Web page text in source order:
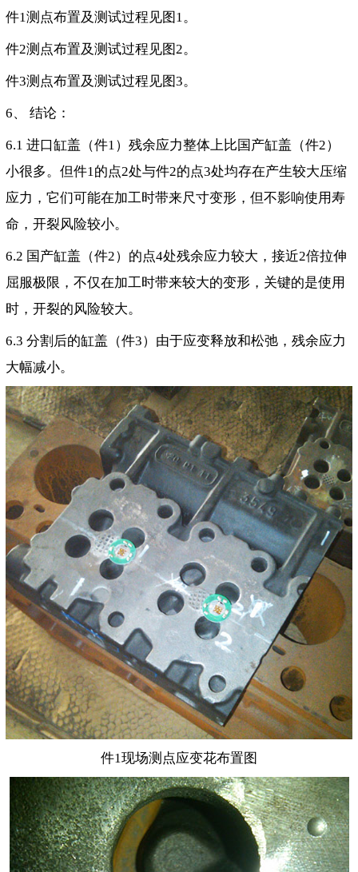
件1测点布置及测试过程见图1。
件2测点布置及测试过程见图2。
件3测点布置及测试过程见图3。
6、 结论：
6.1 进口缸盖（件1）残余应力整体上比国产缸盖（件2）
小很多。但件1的点2处与件2的点3处均存在产生较大压缩
应力，它们可能在加工时带来尺寸变形，但不影响使用寿
命，开裂风险较小。
6.2 国产缸盖（件2）的点4处残余应力较大，接近2倍拉伸
屈服极限，不仅在加工时带来较大的变形，关键的是使用
时，开裂的风险较大。
6.3 分割后的缸盖（件3）由于应变释放和松弛，残余应力
大幅减小。
件1现场测点应变花布置图